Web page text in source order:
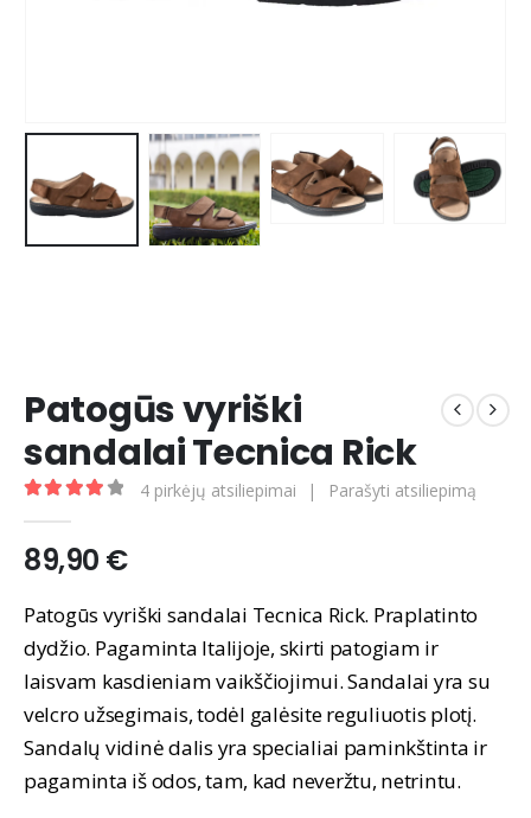
Patogūs vyriški
sandalai Tecnica Rick
4pirkėjų atsiliepimai | Parašyti atsiliepimą
89,90 €
Patogūs vyriški sandalai Tecnica Rick. Praplatinto
dydžio. Pagaminta Italijoje, skirti patogiam ir
laisvam kasdieniam vaikščiojimui. Sandalai yra su
velcro užsegimais, todėl galėsite reguliuotis plotį.
Sandalų vidinė dalis yra specialiai paminkštinta ir
pagaminta iš odos, tam, kad neveržtu, netrintu.